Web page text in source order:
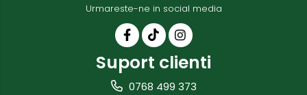
Urmareste-ne in social media
Suport clienti
0768 499 373